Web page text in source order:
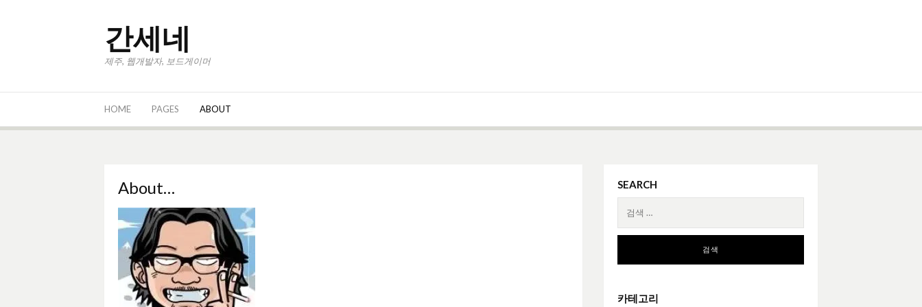
가
간세네
제주, 웹개발자, 보드게이머
HOME PAGES ABOUT
About… SEARCH
색:
카테고리